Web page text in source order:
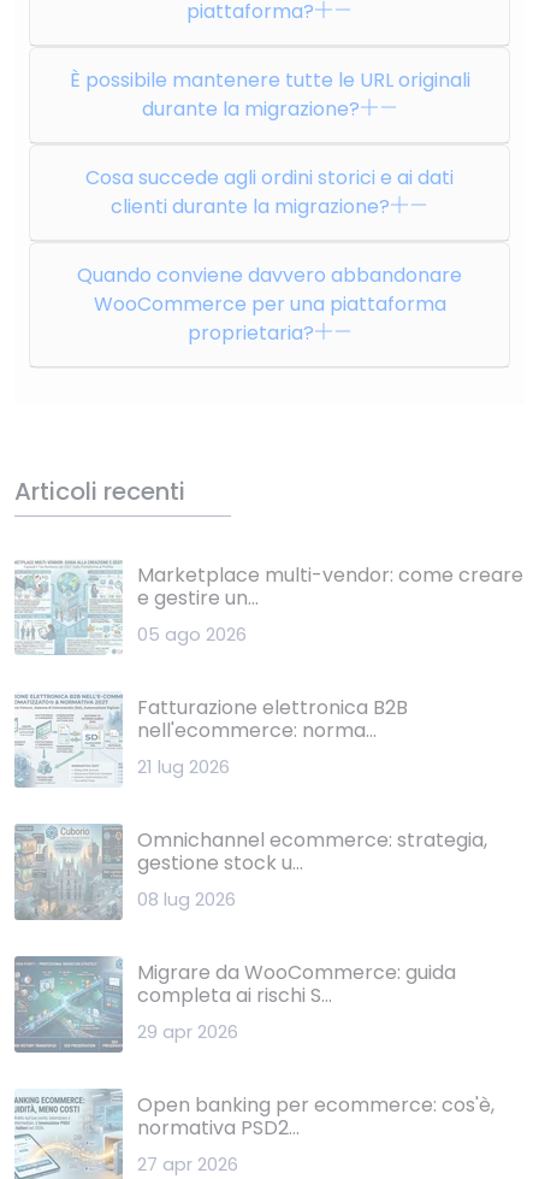
piattaforma?
È possibile mantenere tutte le URL originali
durante la migrazione?
Cosa succede agli ordini storici e ai dati
clienti durante la migrazione?
Quando conviene davvero abbandonare
WooCommerce per una piattaforma
proprietaria?
Articoli recenti
Marketplace multi-vendor: come creare
e gestire un...
05 ago 2026
Fatturazione elettronica B2B
nell'ecommerce: norma...
21 lug 2026
Omnichannel ecommerce: strategia,
gestione stock u...
08 lug 2026
Migrare da WooCommerce: guida
completa ai rischi S...
29 apr 2026
Open banking per ecommerce: cos'è,
normativa PSD2...
27 apr 2026